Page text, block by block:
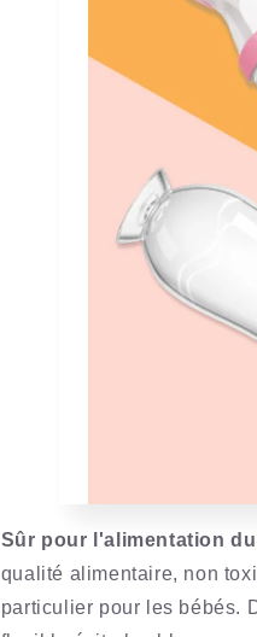
Sûr pour l'alimentation
qualité alimentaire, non
particulier pour les bébés.